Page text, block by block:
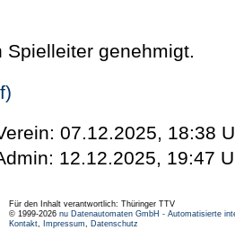
Spielleiter genehmigt.
07.12.2025, 18:38
12.12.2025, 19:47
Für den Inhalt verantwortlich: Thüringer TTV
© 1999-2026 nu Datenautomaten GmbH - Automatisierte
Kontakt, Impressum, Datenschutz